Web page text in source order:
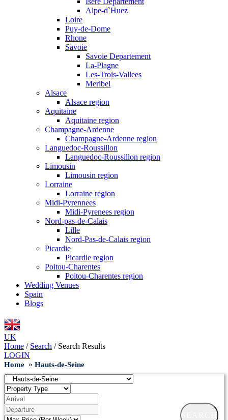
Alpe-d`Huez
Loire
Puy-de-Dome
Rhone
Savoie
Savoie Departement
La-Plagne
Les-Trois-Vallees
Meribel
Alsace
Alsace region
Aquitaine
Aquitaine region
Champagne-Ardenne
Champagne-Ardenne region
Languedoc-Roussillon
Languedoc-Roussillon region
Limousin
Limousin region
Lorraine
Lorraine region
Midi-Pyrennees
Midi-Pyrenees region
Nord-pas-de-Calais
Lille
Nord-Pas-de-Calais region
Picardie
Picardie region
Poitou-Charentes
Poitou-Charentes region
Wedding Venues
Spain
Blogs
UK
Home / Search / Search Results
LOGIN
Home » Hauts-de-Seine
SEARCH